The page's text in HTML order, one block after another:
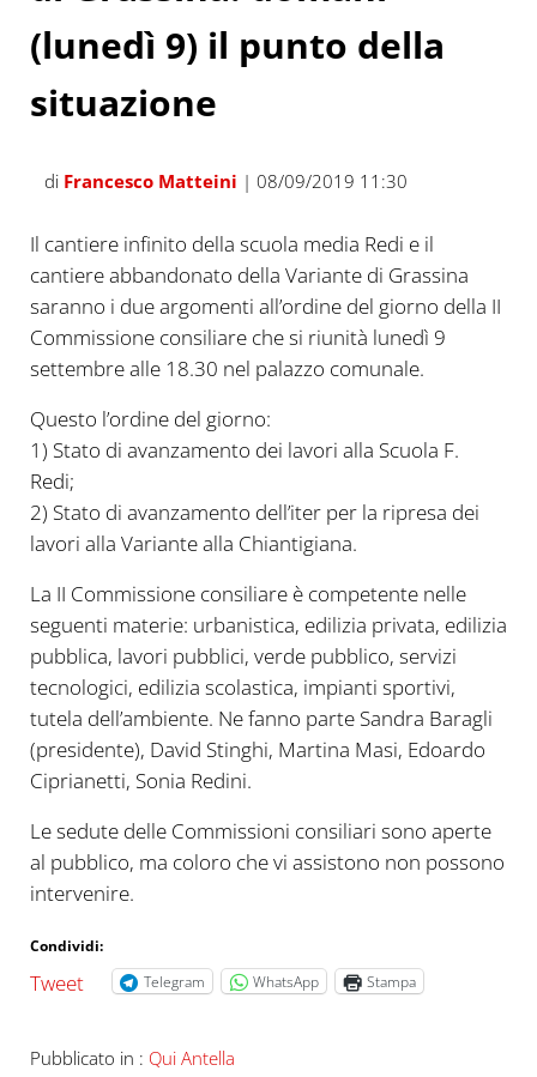
(lunedì 9) il punto della
situazione
di Francesco Matteini | 08/09/2019 11:30
Il cantiere infinito della scuola media Redi e il
cantiere abbandonato della Variante di Grassina
saranno i due argomenti all’ordine del giorno della II
Commissione consiliare che si riunità lunedì 9
settembre alle 18.30 nel palazzo comunale.
Questo l’ordine del giorno:
1) Stato di avanzamento dei lavori alla Scuola F.
Redi;
2) Stato di avanzamento dell’iter per la ripresa dei
lavori alla Variante alla Chiantigiana.
La II Commissione consiliare è competente nelle
seguenti materie: urbanistica, edilizia privata, edilizia
pubblica, lavori pubblici, verde pubblico, servizi
tecnologici, edilizia scolastica, impianti sportivi,
tutela dell’ambiente. Ne fanno parte Sandra Baragli
(presidente), David Stinghi, Martina Masi, Edoardo
Ciprianetti, Sonia Redini.
Le sedute delle Commissioni consiliari sono aperte
al pubblico, ma coloro che vi assistono non possono
intervenire.
Condividi:
Tweet Telegram WhatsApp Stampa
Pubblicato in : Qui Antella